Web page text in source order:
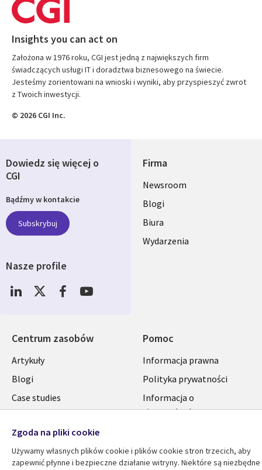
Insights you can act on
Założona w 1976 roku, CGI jest jedną z największych firm
świadczących usługi IT i doradztwa biznesowego na świecie.
Jesteśmy zorientowani na wnioski i wyniki, aby przyspieszyć zwrot
z Twoich inwestycji.
© 2026 CGI Inc.
Firma
Useful
links
SECTIONS
POLSKA
Newsroom
Blogi
Biura
Wydarzenia
Centrum zasobów
Library
Links
SECTIONS
Artykuły
Blogi
Case studies
Broszury
Viewpoints
Pomoc
Legal
SECTIONS
POLSKA
Informacja prawna
Polityka prywatności
Informacja o
ciasteczkach
Dowiedz się więcej o
CGI
Bądźmy w kontakcie
Subskrybuj
Nasze profile
Social
Media
Zgoda na pliki cookie
Używamy własnych plików cookie i plików cookie stron trzecich, aby
zapewnić płynne i bezpieczne działanie witryny. Niektóre są niezbędne